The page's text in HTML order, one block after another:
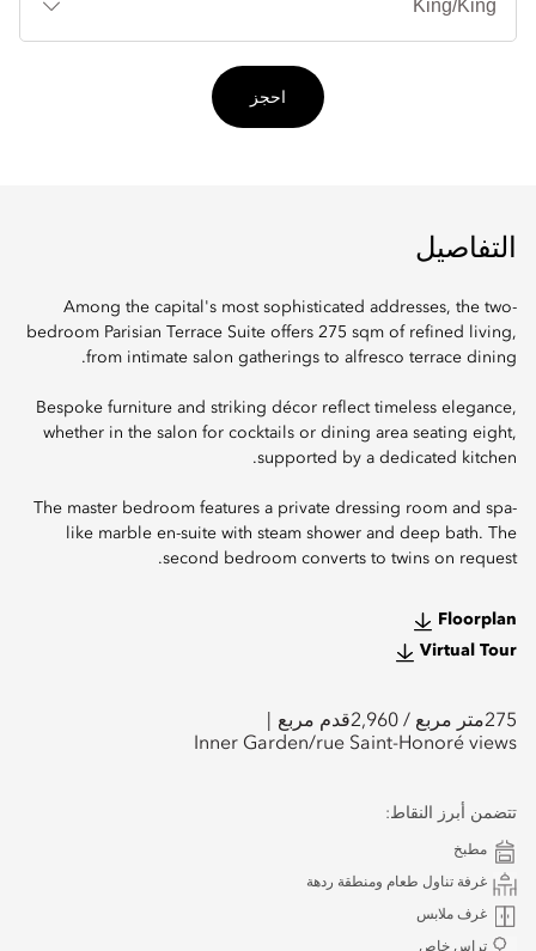
احجز
التفاصيل
Among the capital's most sophisticated addresses, the two-
bedroom Parisian Terrace Suite offers 275 sqm of refined living,
from intimate salon gatherings to alfresco terrace dining.
Bespoke furniture and striking décor reflect timeless elegance,
whether in the salon for cocktails or dining area seating eight,
supported by a dedicated kitchen.
The master bedroom features a private dressing room and spa-
like marble en-suite with steam shower and deep bath. The
second bedroom converts to twins on request.
Floorplan
Virtual Tour
275متر مربع / 2,960قدم مربع
Inner Garden/rue Saint-Honoré views
تتضمن أبرز النقاط:
مطبخ
غرفة تناول طعام ومنطقة ردهة
غرف ملابس
تراس خاص